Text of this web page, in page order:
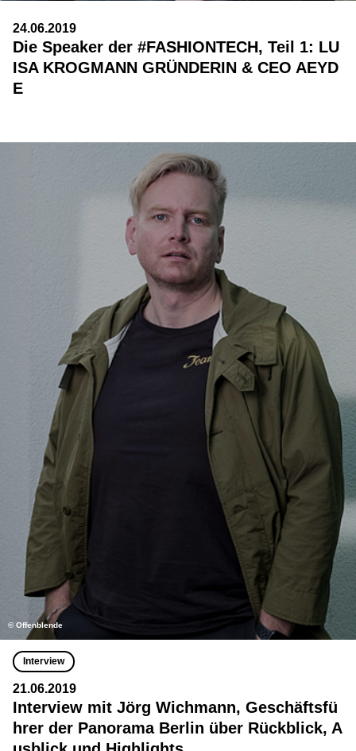
24.06.2019
Die Speaker der #FASHIONTECH, Teil 1: LU
ISA KROGMANN GRÜNDERIN & CEO AEYD
E
© Offenblende
Interview
21.06.2019
Interview mit Jörg Wichmann, Geschäftsfü
hrer der Panorama Berlin über Rückblick, A